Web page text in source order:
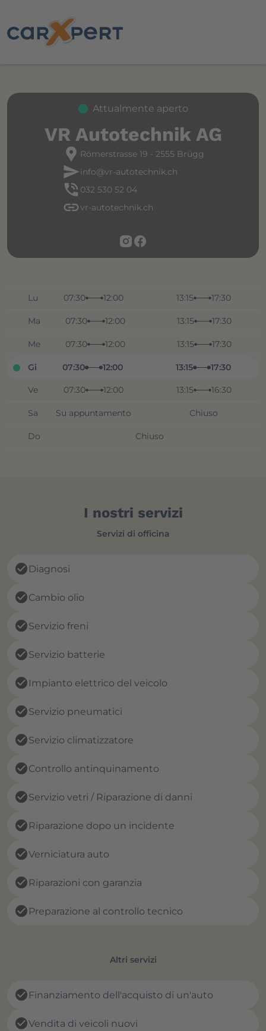
Attualmente aperto
VR Autotechnik AG
location_pin Römerstrasse 19 - 2555 Brügg
sendinfo@vr-autotechnik.ch
phone_in_talk 032 530 52 04
linkvr-autotechnik.ch
Lu 07:30 12:00 13:15 17:30
Ma 07:30 12:00 13:15 17:30
Me 07:30 12:00 13:15 17:30
Gi 07:30 12:00 13:15 17:30
Ve 07:30 12:00 13:15 16:30
Sa Su appuntamento Chiuso
Do Chiuso
I nostri servizi
Servizi di officina
check_circle Diagnosi
check_circleCambio olio
check_circleServizio freni
check_circleServizio batterie
check_circle Impianto elettrico del veicolo
check_circleServizio pneumatici
check_circleServizio climatizzatore
check_circleControllo antinquinamento
check_circleServizio vetri / Riparazione di danni
check_circle Riparazione dopo un incidente
check_circleVerniciatura auto
check_circle Riparazioni con garanzia
check_circle Preparazione al controllo tecnico
Altri servizi
check_circle Finanziamento dell'acquisto di un'auto
check_circleVendita di veicoli nuovi